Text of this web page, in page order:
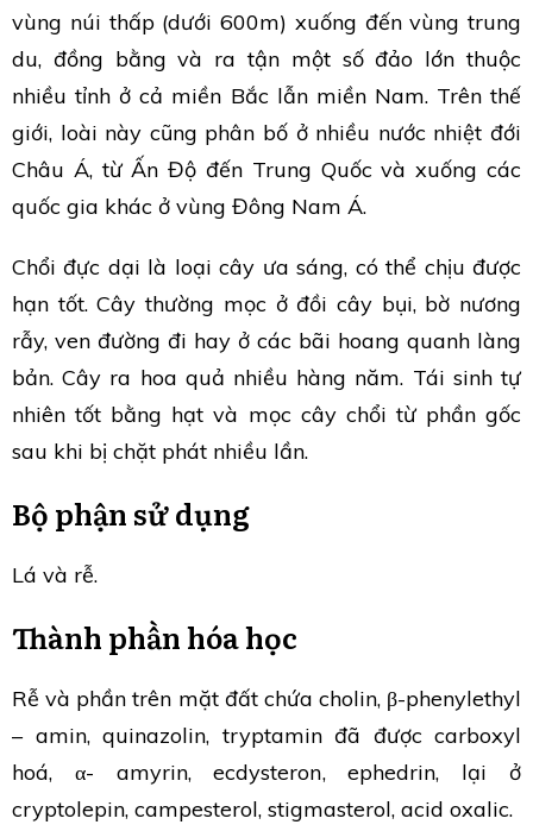
vùng núi thấp (dưới 600m) xuống đến vùng trung
du, đồng bằng và ra tận một số đảo lớn thuộc
nhiều tỉnh ở cả miền Bắc lẫn miền Nam. Trên thế
giới, loài này cũng phân bố ở nhiều nước nhiệt đới
Châu Á, từ Ấn Độ đến Trung Quốc và xuống các
quốc gia khác ở vùng Đông Nam Á.
Chổi đực dại là loại cây ưa sáng, có thể chịu được
hạn tốt. Cây thường mọc ở đồi cây bụi, bờ nương
rẫy, ven đường đi hay ở các bãi hoang quanh làng
bản. Cây ra hoa quả nhiều hàng năm. Tái sinh tự
nhiên tốt bằng hạt và mọc cây chổi từ phần gốc
sau khi bị chặt phát nhiều lần.
Bộ phận sử dụng
Lá và rễ.
Thành phần hóa học
Rễ và phần trên mặt đất chứa cholin, β-phenylethyl
– amin, quinazolin, tryptamin đã được carboxyl
hoá, α- amyrin, ecdysteron, ephedrin, lại ở
cryptolepin, campesterol, stigmasterol, acid oxalic.